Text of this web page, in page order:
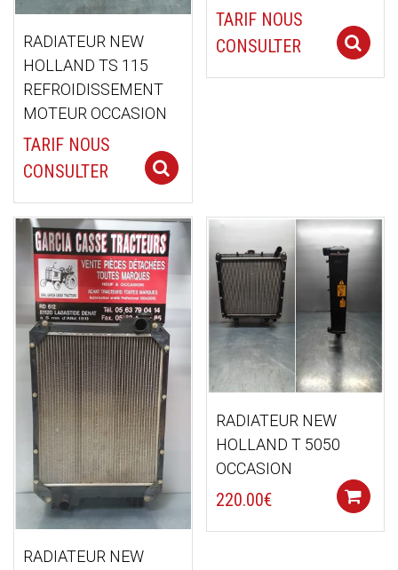
RADIATEUR NEW
HOLLAND TS 115
REFROIDISSEMENT
MOTEUR OCCASION
TARIF NOUS
CONSULTER
TARIF NOUS
CONSULTER
RADIATEUR NEW
RADIATEUR NEW
HOLLAND T 5050
OCCASION
220.00€